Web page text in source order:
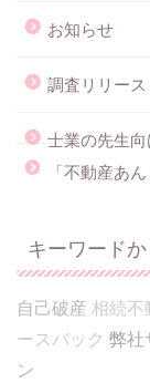
お知らせ
調査リリース
士業の先生向
「不動産あ
キーワード
自己破産 相続不
ースバック 弊社
ン